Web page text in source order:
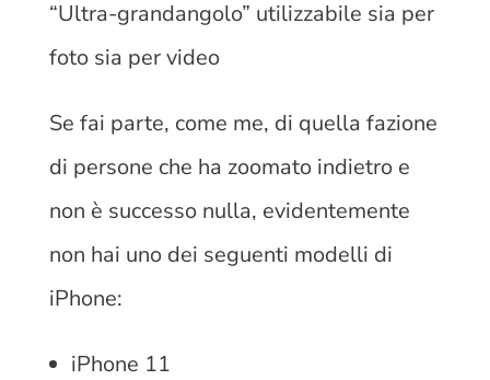
“Ultra-grandangolo” utilizzabile sia per
foto sia per video
Se fai parte, come me, di quella fazione
di persone che ha zoomato indietro e
non è successo nulla, evidentemente
non hai uno dei seguenti modelli di
iPhone:
iPhone 11